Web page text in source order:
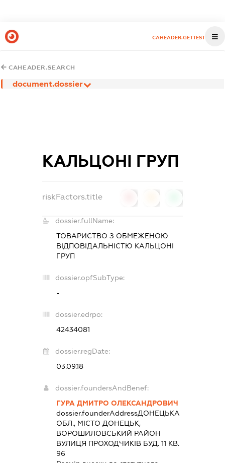
CAHEADER.GETTEST
CAHEADER.SEARCH
document.dossier
КАЛЬЦОНІ ГРУП
riskFactors.title
dossier.fullName:
ТОВАРИСТВО З ОБМЕЖЕНОЮ
ВІДПОВІДАЛЬНІСТЮ КАЛЬЦОНІ
ГРУП
dossier.opfSubType:
-
dossier.edrpo:
42434081
dossier.regDate:
03.09.18
dossier.foundersAndBenef:
ГУРА ДМИТРО ОЛЕКСАНДРОВИЧ
dossier.founderAddressДОНЕЦЬКА
ОБЛ., МІСТО ДОНЕЦЬК,
ВОРОШИЛОВСЬКИЙ РАЙОН
ВУЛИЦЯ ПРОХОДЧИКІВ БУД. 11 КВ.
96